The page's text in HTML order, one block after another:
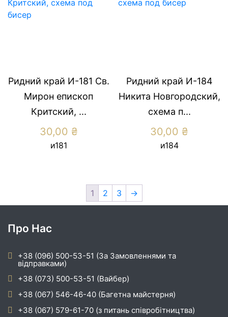
Ридний край И-181 Св.
Мирон епископ
Критский, ...
30,00 ₴
и181
Ридний край И-184
Никита Новгородский,
схема п...
30,00 ₴
и184
1 2 3 →
Про Нас
+38 (096) 500-53-51 (За Замовленнями та
відправками)
+38 (073) 500-53-51 (Вайбер)
+38 (067) 546-46-40 (Багетна майстерня)
+38 (067) 579-61-70 (з питань співробітництва)